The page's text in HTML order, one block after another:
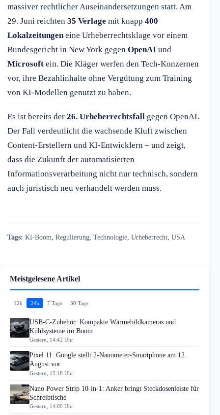
massiver rechtlicher Auseinandersetzungen statt. Am
29. Juni reichten 35 Verlage mit knapp 400
Lokalzeitungeneine Urheberrechtsklage vor einem
Bundesgericht in New York gegen OpenAI und
Microsoft ein. Die Kläger werfen den Tech-Konzernen
vor, ihre Bezahlinhalte ohne Vergütung zum Training
von KI-Modellen genutzt zu haben.
Es ist bereits der 26. Urheberrechtsfall gegen OpenAI.
Der Fall verdeutlicht die wachsende Kluft zwischen
Content-Erstellern und KI-Entwicklern – und zeigt,
dass die Zukunft der automatisierten
Informationsverarbeitung nicht nur technisch, sondern
auch juristisch neu verhandelt werden muss.
Tags: KI-Boom Regulierung Technologie Urheberrecht USA
Meistgelesene Artikel
12h 24h 7 Tage 30 Tage
USB-C-Zubehör: Kompakte Wärmebildkameras und
Kühlsysteme im Boom
Gestern, 14:42 Uhr
Pixel 11: Google stellt 2-Nanometer-Smartphone am 12.
August vor
Gestern, 15:18 Uhr
Nano Power Strip 10-in-1: Anker bringt Steckdosenleiste für
Schreibtische
Gestern, 14:00 Uhr